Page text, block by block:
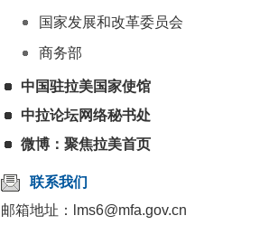
国家发展和改革委员会
商务部
中国驻拉美国家使馆
中拉论坛网络秘书处
微博：聚焦拉美首页
联系我们
邮箱地址：lms6@mfa.gov.cn